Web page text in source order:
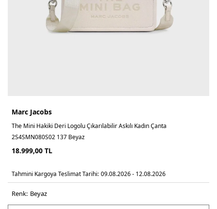
Marc Jacobs
The Mini Hakiki Deri Logolu Çıkarılabilir Askılı Kadın Çanta
2S4SMN080S02 137 Beyaz
18.999,00 TL
Tahmini Kargoya Teslimat Tarihi: 09.08.2026 - 12.08.2026
Renk: beyaz